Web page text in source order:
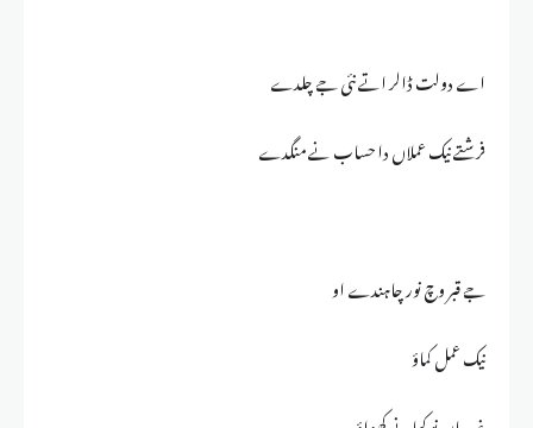
اے دولت ڈالر اتے نئی جے چلدے
فرشتے نیک عملاں دا حساب نے منگدے
جے قبر وچ نور چاہندے او
نیک عمل کماؤ